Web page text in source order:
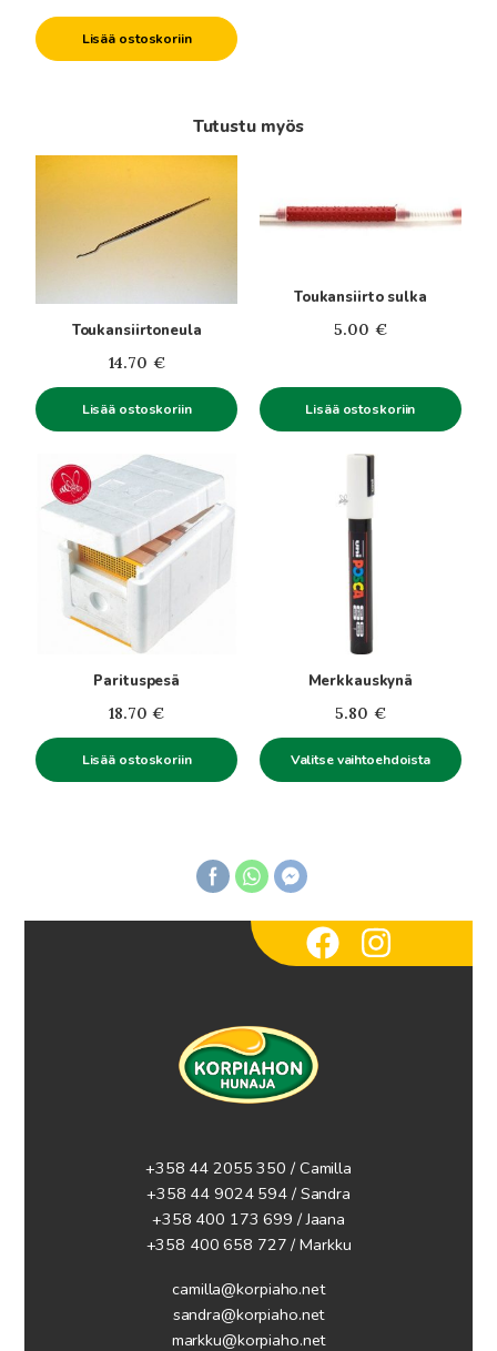
Lisää ostoskoriin
Tutustu myös
Toukansiirtoneula
14.70 €
Lisää ostoskoriin
Toukansiirto sulka
5.00 €
Lisää ostoskoriin
Parituspesä
18.70 €
Lisää ostoskoriin
Merkkauskynä
5.80 €
Valitse vaihtoehdoista
+358 44 2055 350 / Camilla
+358 44 9024 594 / Sandra
+358 400 173 699 / Jaana
+358 400 658 727 / Markku
camilla@korpiaho.net
sandra@korpiaho.net
markku@korpiaho.net